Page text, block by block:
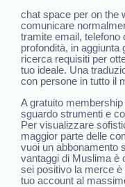
chat space per on the
comunicare
tramite email, telefono
profondità, in aggiunta
ricerca requisiti per
tuo ideale. Una
con persone in tutto il
A gratuito
sguardo strumenti e
Per visualizzare
maggior parte delle
vuoi un abbonamento
vantaggi di Muslima è
sei positivo la merce
tuo account al